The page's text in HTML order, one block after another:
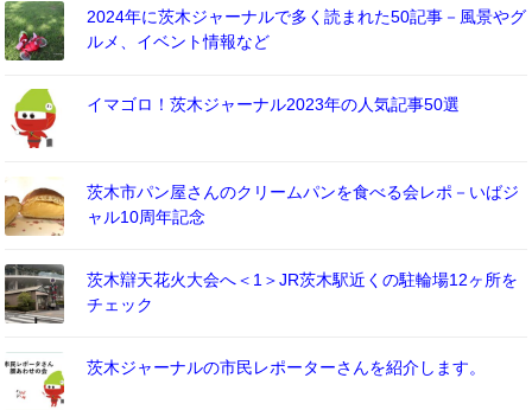
2024年に茨木ジャーナルで多く読まれた50記事－風景やグ
ルメ、イベント情報など
イマゴロ！茨木ジャーナル2023年の人気記事50選
茨木市パン屋さんのクリームパンを食べる会レポ－いばジ
ャル10周年記念
茨木辯天花火大会へ＜1＞JR茨木駅近くの駐輪場12ヶ所を
チェック
茨木ジャーナルの市民レポーターさんを紹介します。